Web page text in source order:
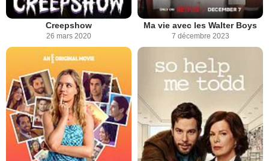
Creepshow
26 mars 2020
Ma vie avec les Walter Boys
7 décembre 2023